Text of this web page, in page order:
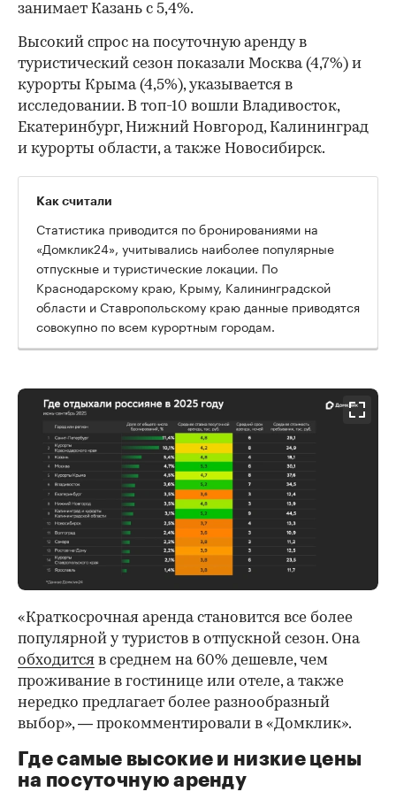
занимает Казань с 5,4%.
Высокий спрос на посуточную аренду в
туристический сезон показали Москва (4,7%) и
курорты Крыма (4,5%), указывается в
исследовании. В топ-10 вошли Владивосток,
Екатеринбург, Нижний Новгород, Калининград
и курорты области, а также Новосибирск.
Как считали
Статистика приводится по бронированиями на
«Домклик24», учитывались наиболее популярные
отпускные и туристические локации. По
Краснодарскому краю, Крыму, Калининградской
области и Ставропольскому краю данные приводятся
совокупно по всем курортным городам.
00:00 00:00
«Краткосрочная аренда становится все более
популярной у туристов в отпускной сезон. Она
обходится в среднем на 60% дешевле, чем
проживание в гостинице или отеле, а также
нередко предлагает более разнообразный
выбор», — прокомментировали в «Домклик».
Где самые высокие и низкие цены
на посуточную аренду